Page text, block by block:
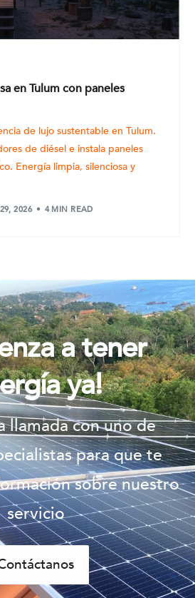
en Tulum con paneles
de lujo sustentable en Tulum.
de diésel e instala paneles
Energía limpia, silenciosa y
2026 4 MIN READ
a tener
ya!
llamada con uno de
para que te
sobre nuestro
servicio